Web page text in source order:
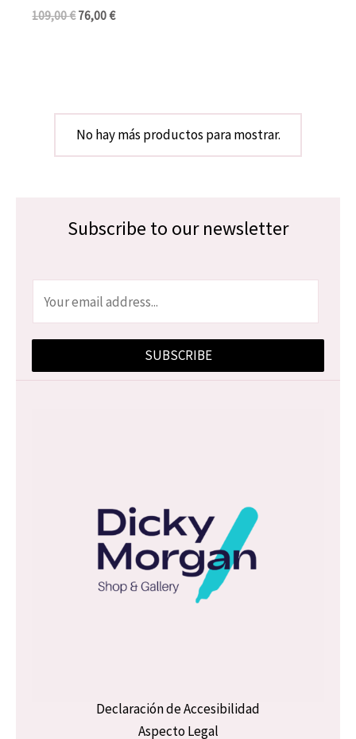
109,00€76,00€
No hay más productos para mostrar.
Subscribe to our newsletter
l
SUBSCRIBE
Declaración de Accesibilidad
Aspecto Legal